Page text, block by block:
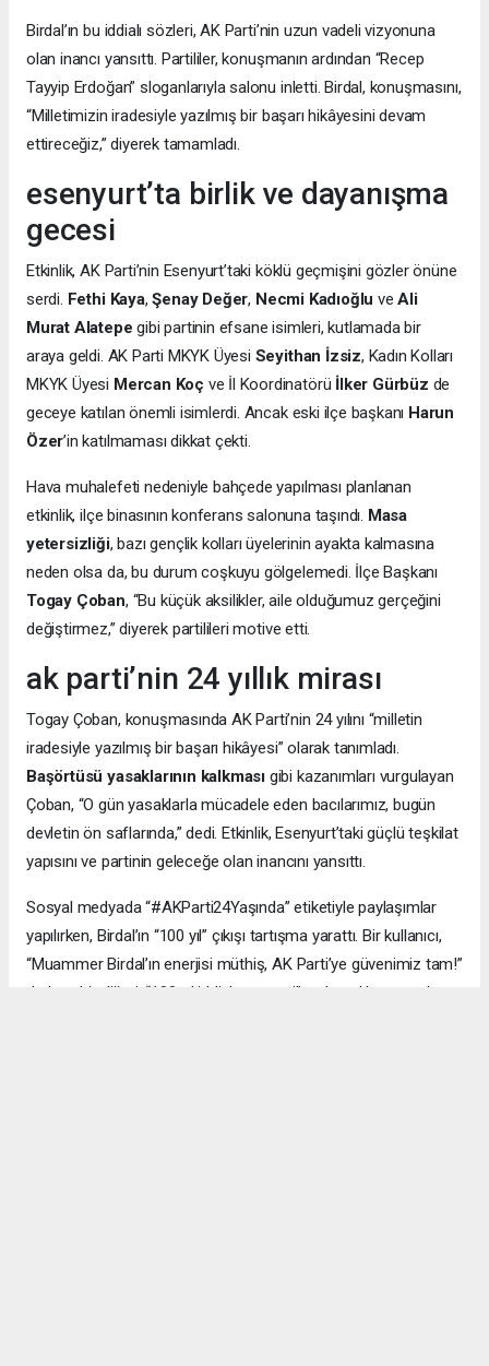
Birdal’ın bu iddialı sözleri, AK Parti’nin uzun vadeli vizyonuna
olan inancı yansıttı. Partililer, konuşmanın ardından “Recep
Tayyip Erdoğan” sloganlarıyla salonu inletti. Birdal, konuşmasını,
“Milletimizin iradesiyle yazılmış bir başarı hikâyesini devam
ettireceğiz,” diyerek tamamladı.
esenyurt’ta birlik ve dayanışma
gecesi
Etkinlik, AK Parti’nin Esenyurt’taki köklü geçmişini gözler önüne
serdi. Fethi Kaya,Şenay Değer, Necmi Kadıoğlu veAli
Murat Alatepe gibi partinin efsane isimleri, kutlamada bir
araya geldi. AK Parti MKYK Üyesi Seyithan İzsiz, Kadın Kolları
MKYK Üyesi Mercan Koç ve İl Koordinatörü İlker Gürbüz de
geceye katılan önemli isimlerdi. Ancak eski ilçe başkanı Harun
Özer’in katılmaması dikkat çekti.
Hava muhalefeti nedeniyle bahçede yapılması planlanan
etkinlik, ilçe binasının konferans salonuna taşındı. Masa
yetersizliği, bazı gençlik kolları üyelerinin ayakta kalmasına
neden olsa da, bu durum coşkuyu gölgelemedi. İlçe Başkanı
Togay Çoban, “Bu küçük aksilikler, aile olduğumuz gerçeğini
değiştirmez,” diyerek partilileri motive etti.
ak parti’nin 24 yıllık mirası
Togay Çoban, konuşmasında AK Parti’nin 24 yılını “milletin
iradesiyle yazılmış bir başarı hikâyesi” olarak tanımladı.
Başörtüsü yasaklarının kalkması gibi kazanımları vurgulayan
Çoban, “O gün yasaklarla mücadele eden bacılarımız, bugün
devletin ön saflarında,” dedi. Etkinlik, Esenyurt’taki güçlü teşkilat
yapısını ve partinin geleceğe olan inancını yansıttı.
Sosyal medyada “#AKParti24Yaşında” etiketiyle paylaşımlar
yapılırken, Birdal’ın “100 yıl” çıkışı tartışma yarattı. Bir kullanıcı,
“Muammer Birdal’ın enerjisi müthiş, AK Parti’ye güvenimiz tam!”
derken, bir diğeri, “100 yıl iddialı, ama millet desteklerse neden